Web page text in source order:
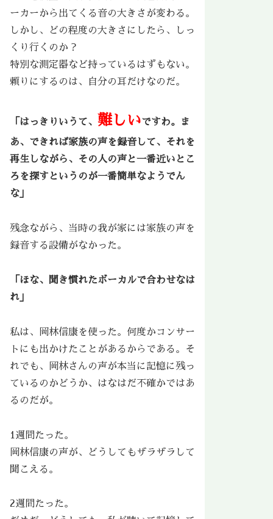
ーカーから出てくる音の大きさが変わる。
しかし、どの程度の大きさにしたら、しっ
くり行くのか？
特別な測定器など持っているはずもない。
頼りにするのは、自分の耳だけなのだ。
「はっきりいうて、 難しいですわ。ま
あ、できれば家族の声を録音して、それを
再生しながら、その人の声と一番近いとこ
ろを探すというのが一番簡単なようでん
な」
残念ながら、当時の我が家には家族の声を
録音する設備がなかった。
「ほな、聞き慣れたボーカルで合わせなは
れ」
私は、 岡林信康を使った。何度かコンサー
トにも出かけたことがあるからである。そ
れでも、岡林さんの声が本当に記憶に残っ
ているのかどうか、はなはだ不確かではあ
るのだが。
1週間たった。
岡林信康の声が、どうしてもザラザラして
聞こえる。
2週間たった。